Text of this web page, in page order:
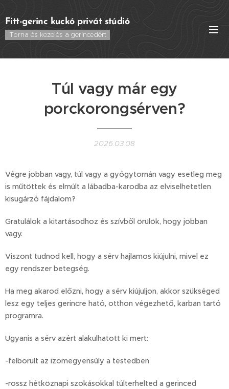
Fitt-gerinc kuckó privát stúdió
Torna és kezelés a gerincedért
Túl vagy már egy
porckorongsérven?
2026.03.08
Végre jobban vagy, túl vagy a gyógytornán vagy esetleg meg
is műtöttek és elmúlt a lábadba-karodba az elviselhetetlen
kisugárzó fájdalom?
Gratulálok a kitartásodhoz és szívből örülök, hogy jobban
vagy.👌🙂
Viszont tudnod kell, hogy a sérv hajlamos kiújulni, mivel ez
egy rendszer betegség.
Ha meg akarod előzni, hogy a sérv kiújuljon, akkor szükséged
lesz egy teljes gerincre ható, otthon végezhető, karban tartó
programra.
Ugyanis a sérv azért alakulhatott ki mert:
-felborult az izomegyensúly a testedben
-rossz hétköznapi szokásokkal túlterhelted a gerinced